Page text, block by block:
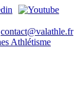
contact@valathle.fr